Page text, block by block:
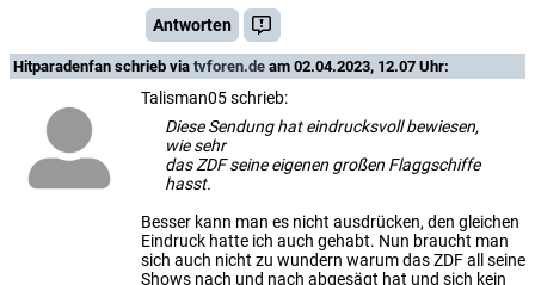
Antworten
Hitparadenfan schrieb via tvforen.de am 02.04.2023, 12.07 Uhr:
Talisman05 schrieb:
Diese Sendung hat eindrucksvoll bewiesen,
wie sehr
das ZDF seine eigenen großen Flaggschiffe
hasst.
Besser kann man es nicht ausdrücken, den gleichen
Eindruck hatte ich auch gehabt. Nun braucht man
sich auch nicht zu wundern warum das ZDF all seine
Shows nach und nach abgesägt hat und sich kein